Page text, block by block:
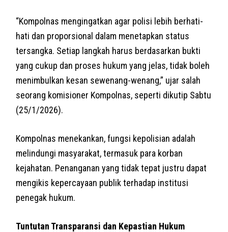
“Kompolnas mengingatkan agar polisi lebih berhati-
hati dan proporsional dalam menetapkan status
tersangka. Setiap langkah harus berdasarkan bukti
yang cukup dan proses hukum yang jelas, tidak boleh
menimbulkan kesan sewenang-wenang,” ujar salah
seorang komisioner Kompolnas, seperti dikutip Sabtu
(25/1/2026).
Kompolnas menekankan, fungsi kepolisian adalah
melindungi masyarakat, termasuk para korban
kejahatan. Penanganan yang tidak tepat justru dapat
mengikis kepercayaan publik terhadap institusi
penegak hukum.
Tuntutan Transparansi dan Kepastian Hukum